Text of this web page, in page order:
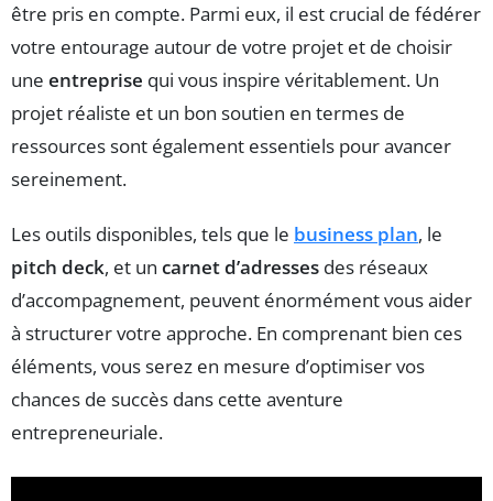
être pris en compte. Parmi eux, il est crucial de fédérer
votre entourage autour de votre projet et de choisir
une entreprise qui vous inspire véritablement. Un
projet réaliste et un bon soutien en termes de
ressources sont également essentiels pour avancer
sereinement.
Les outils disponibles, tels que le business plan, le
pitch deck, et un carnet d’adresses des réseaux
d’accompagnement, peuvent énormément vous aider
à structurer votre approche. En comprenant bien ces
éléments, vous serez en mesure d’optimiser vos
chances de succès dans cette aventure
entrepreneuriale.